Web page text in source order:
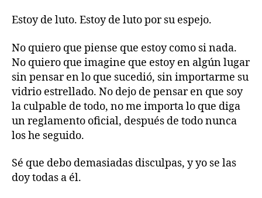
Estoy de luto. Estoy de luto por su espejo.
No quiero que piense que estoy como si nada.
No quiero que imagine que estoy en algún lugar
sin pensar en lo que sucedió, sin importarme su
vidrio estrellado. No dejo de pensar en que soy
la culpable de todo, no me importa lo que diga
un reglamento oficial, después de todo nunca
los he seguido.
Sé que debo demasiadas disculpas, y yo se las
doy todas a él.